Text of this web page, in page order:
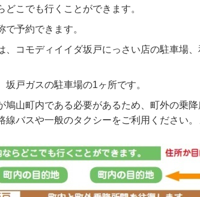
どこでも行くことができます。
予約できます。
、コモディイイダ坂戸にっさい店の駐車場
戸ガスの駐車場の1ヶ所です。
鳩山町内である必要があるため、町外の乗
線バスや一般のタクシーをご利用ください